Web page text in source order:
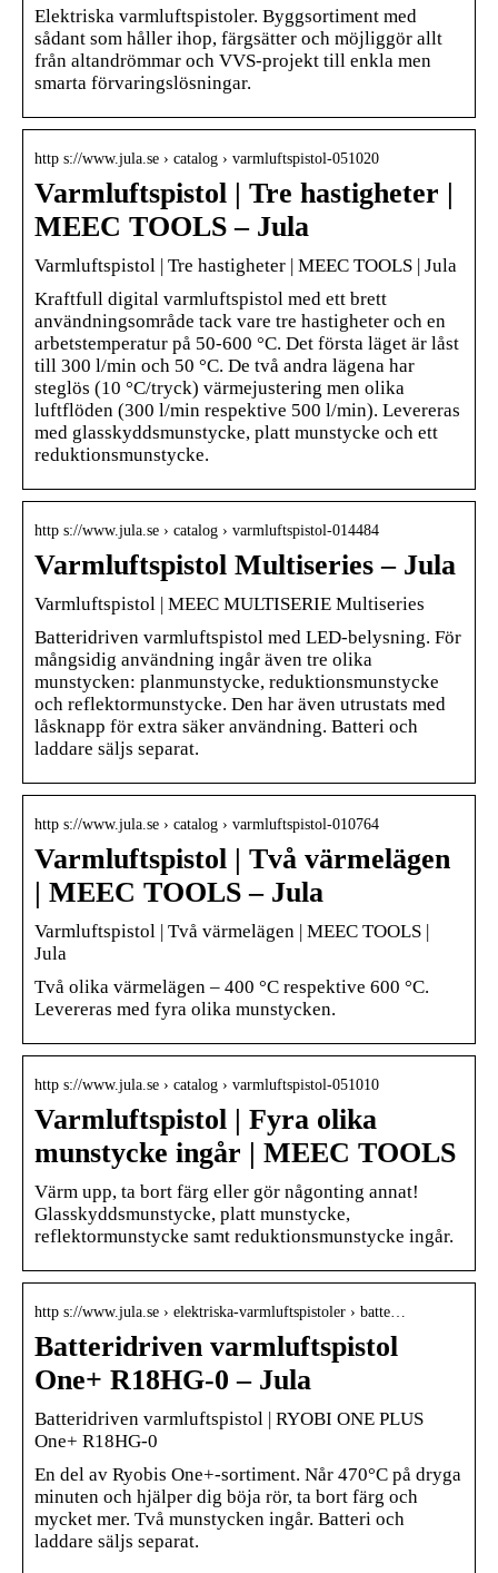
Elektriska varmluftspistoler. Byggsortiment med
sådant som håller ihop, färgsätter och möjliggör allt
från altandrömmar och VVS-projekt till enkla men
smarta förvaringslösningar.
http s://www.jula.se › catalog › varmluftspistol-051020
Varmluftspistol | Tre hastigheter |
MEEC TOOLS – Jula
Varmluftspistol | Tre hastigheter | MEEC TOOLS | Jula
Kraftfull digital varmluftspistol med ett brett
användningsområde tack vare tre hastigheter och en
arbetstemperatur på 50-600 °C. Det första läget är låst
till 300 l/min och 50 °C. De två andra lägena har
steglös (10 °C/tryck) värmejustering men olika
luftflöden (300 l/min respektive 500 l/min). Levereras
med glasskyddsmunstycke, platt munstycke och ett
reduktionsmunstycke.
http s://www.jula.se › catalog › varmluftspistol-014484
Varmluftspistol Multiseries – Jula
Varmluftspistol | MEEC MULTISERIE Multiseries
Batteridriven varmluftspistol med LED-belysning. För
mångsidig användning ingår även tre olika
munstycken: planmunstycke, reduktionsmunstycke
och reflektormunstycke. Den har även utrustats med
låsknapp för extra säker användning. Batteri och
laddare säljs separat.
http s://www.jula.se › catalog › varmluftspistol-010764
Varmluftspistol | Två värmelägen
| MEEC TOOLS – Jula
Varmluftspistol | Två värmelägen | MEEC TOOLS |
Jula
Två olika värmelägen – 400 °C respektive 600 °C.
Levereras med fyra olika munstycken.
http s://www.jula.se › catalog › varmluftspistol-051010
Varmluftspistol | Fyra olika
munstycke ingår | MEEC TOOLS
Värm upp, ta bort färg eller gör någonting annat!
Glasskyddsmunstycke, platt munstycke,
reflektormunstycke samt reduktionsmunstycke ingår.
http s://www.jula.se › elektriska-varmluftspistoler › batte…
Batteridriven varmluftspistol
One+ R18HG-0 – Jula
Batteridriven varmluftspistol | RYOBI ONE PLUS
One+ R18HG-0
En del av Ryobis One+-sortiment. Når 470°C på dryga
minuten och hjälper dig böja rör, ta bort färg och
mycket mer. Två munstycken ingår. Batteri och
laddare säljs separat.